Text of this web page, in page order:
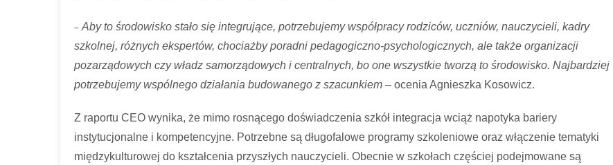
– Aby to środowisko stało się integrujące, potrzebujemy współpracy rodziców, uczniów, nauczycieli, kadry
szkolnej, różnych ekspertów, chociażby poradni pedagogiczno-psychologicznych, ale także organizacji
pozarządowych czy władz samorządowych i centralnych, bo one wszystkie tworzą to środowisko. Najbardziej
potrzebujemy wspólnego działania budowanego z szacunkiem – ocenia Agnieszka Kosowicz.
Z raportu CEO wynika, że mimo rosnącego doświadczenia szkół integracja wciąż napotyka bariery
instytucjonalne i kompetencyjne. Potrzebne są długofalowe programy szkoleniowe oraz włączenie tematyki
międzykulturowej do kształcenia przyszłych nauczycieli. Obecnie w szkołach częściej podejmowane są